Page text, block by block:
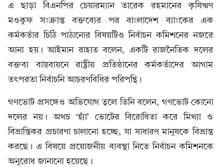
এ ছাড়া বিএনপির চেয়ারম্যান তারেক রহমানের কৃষিঋণ
মওকুফ সংক্রান্ত বক্তব্যের পর বাংলাদেশ ব্যাংকের এক
কর্মকর্তার চিঠি পাঠানোর বিষয়টিও নির্বাচন কমিশনের নজরে
আনা হয়। আইমান রাহাত বলেন, একটি রাজনৈতিক দলের
বক্তব্য বাস্তবায়নে রাষ্ট্রীয় প্রতিষ্ঠানের কর্মকর্তাদের আগাম
তৎপরতা নির্বাচনি আচরণবিধির পরিপন্থি।
গণভোট প্রসঙ্গেও অভিযোগ তুলে তিনি বলেন, গণভোট কোনো
দলের নয়। অথচ ‘হ্যাঁ’ ভোটের বিরোধিতা করে মিথ্যা ও
বিভ্রান্তিকর প্রচারণা চালানো হচ্ছে, যা সাধারণ মানুষকে বিভ্রান্ত
করছে। এ বিষয়ে প্রয়োজনীয় ব্যবস্থা নিতে নির্বাচন কমিশনকে
অনুরোধ জানানো হয়েছে।